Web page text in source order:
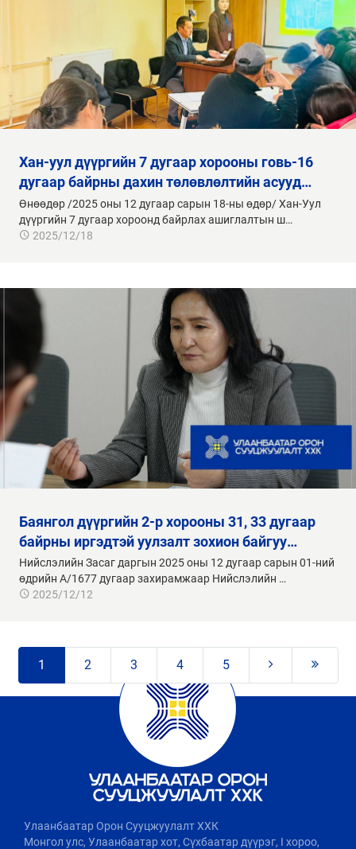
хан-уул дүүргийн 7 дугаар хорооны говь-16
дугаар байрны дахин төлөвлөлтийн асууд…
Өнөөдөр /2025 оны 12 дугаар сарын 18-ны өдөр/ Хан-Уул
дүүргийн 7 дугаар хороонд байрлах ашиглалтын ш…
2025/12/18
баянгол дүүргийн 2-р хорооны 31, 33 дугаар
байрны иргэдтэй уулзалт зохион байгуу…
Нийслэлийн Засаг даргын 2025 оны 12 дугаар сарын 01-ний
өдрийн A/1677 дугаар захирамжаар Нийслэлийн …
2025/12/12
1 2 3 4 5
Улаанбаатар Орон Сууцжуулалт ХХК
Монгол улс, Улаанбаатар хот, Сүхбаатар дүүрэг, I хороо,